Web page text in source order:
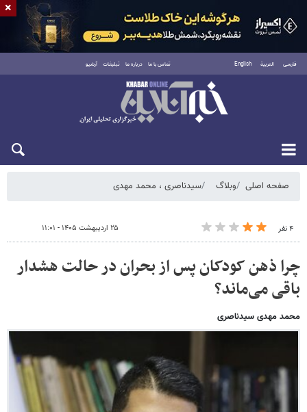
فارسی العربية English تماس با ما درباره ما تبلیغات آرشیو
شنبه ۱۷ مرداد ۱۴۰۵
صفحه اصلی وبلاگ سیدناصری ، محمد مهدی
۴ نفر ۲۵ اردیبهشت ۱۴۰۵ - ۱۱:۰۱
چرا ذهن کودکان پس از بحران در حالت هشدار
باقی می‌ماند؟
محمد مهدی سیدناصری
×